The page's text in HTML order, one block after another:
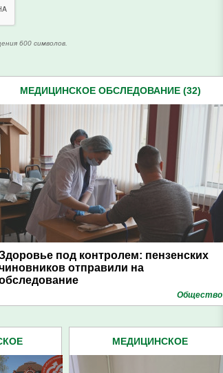
600 символов.
МЕДИЦИНСКОЕ ОБСЛЕДОВАНИЕ (32)
под контролем: пензенских
отправили на
Общество
МЕДИЦИНСКОЕ